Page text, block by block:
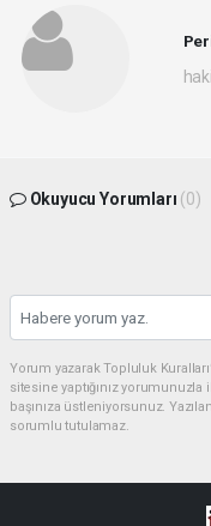
Okuyucu Yorumları (0)
Yorum yazarak Topluluk
sitesine yaptığınız
başınıza üstleniyorsunuz.
sorumlu tutulamaz.